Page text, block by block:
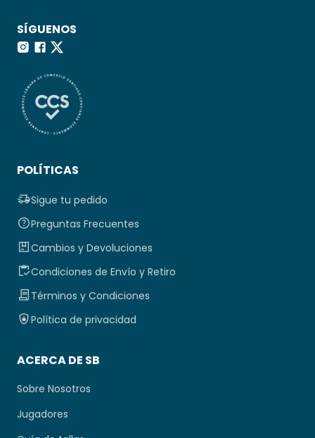
SÍGUENOS
POLÍTICAS
Sigue tu pedido
Preguntas Frecuentes
Cambios y Devoluciones
Condiciones de Envío y Retiro
Términos y Condiciones
Política de privacidad
ACERCA DE SB
Sobre Nosotros
Jugadores